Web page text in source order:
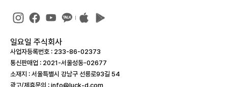
일요일 주식회사
사업자등록번호 : 233-86-023­73
통신판매업 : 2021-서울성동-02677
소재지 : 서울특별시 강남구 선릉로93길 54
광고/제휴문의 : info@luck-d.com